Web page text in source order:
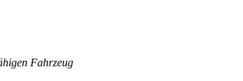
Fahrzeug